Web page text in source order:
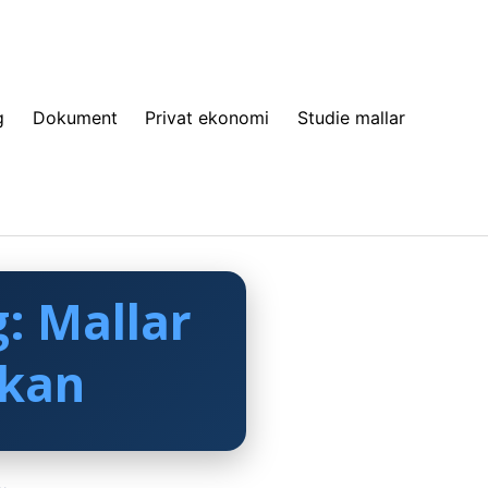
Dokument Privat ekonomi Studie mallar
Mallar